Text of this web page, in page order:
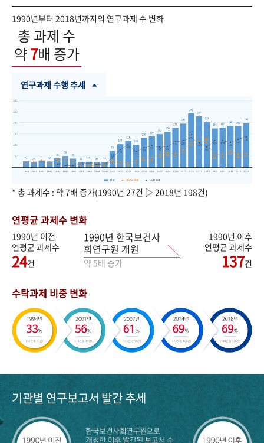
1990년부터 2018년까지의 연구과제 수 변화
총 과제 수
약7배 증가
연구과제 수행 추세
* 총 과제수 : 약 7배 증가(1990년 27건 ▷ 2018년 198건)
연평균 과제수 변화
1990년 이전
연평균 과제수
24건
1990년 한국보건사
회연구원 개원
약 5배 증가
1990년 이후
연평균 과제수
137건
수탁과제 비중 변화
기관별 연구보고서 발간 추세